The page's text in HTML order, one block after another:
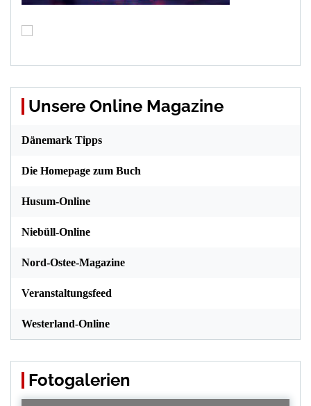
Unsere Online Magazine
Dänemark Tipps
Die Homepage zum Buch
Husum-Online
Niebüll-Online
Nord-Ostee-Magazine
Veranstaltungsfeed
Westerland-Online
Fotogalerien